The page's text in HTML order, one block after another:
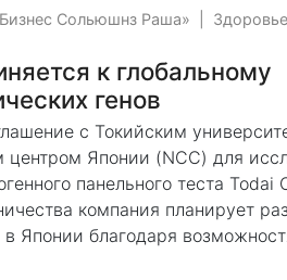
Сольюшнз Раша»
к глобальному
генов
с Токийским
Японии (NCC) для
панельного теста Todai
компания планирует
Японии благодаря